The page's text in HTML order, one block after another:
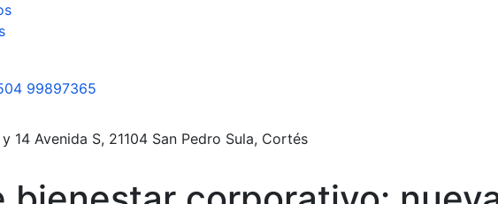
99897365
14 Avenida S, 21104 San Pedro Sula, Cortés